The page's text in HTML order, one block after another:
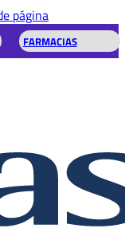
página
FARMACIAS